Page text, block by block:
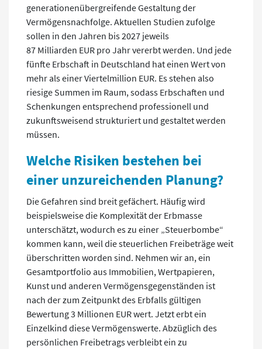
generationenübergreifende Gestaltung der
Vermögensnachfolge. Aktuellen Studien zufolge
sollen in den Jahren bis 2027 jeweils
87 Milliarden EUR pro Jahr vererbt werden. Und jede
fünfte Erbschaft in Deutschland hat einen Wert von
mehr als einer Viertelmillion EUR. Es stehen also
riesige Summen im Raum, sodass Erbschaften und
Schenkungen entsprechend professionell und
zukunftsweisend strukturiert und gestaltet werden
müssen.
Welche Risiken bestehen bei
einer unzureichenden Planung?
Die Gefahren sind breit gefächert. Häufig wird
beispielsweise die Komplexität der Erbmasse
unterschätzt, wodurch es zu einer „Steuerbombe“
kommen kann, weil die steuerlichen Freibeträge weit
überschritten worden sind. Nehmen wir an, ein
Gesamtportfolio aus Immobilien, Wertpapieren,
Kunst und anderen Vermögensgegenständen ist
nach der zum Zeitpunkt des Erbfalls gültigen
Bewertung 3 Millionen EUR wert. Jetzt erbt ein
Einzelkind diese Vermögenswerte. Abzüglich des
persönlichen Freibetrags verbleibt ein zu